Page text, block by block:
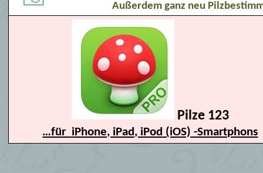
Außerdem ganz neu
Pilze 123
…für iPhone, iPad, iPod (iOS)-Smartphons